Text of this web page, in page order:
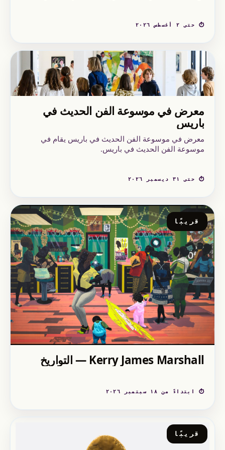
⏱ حتى ٢ أغسطس ٢٠٢٦
معرض في موسوعة الفن الحديث في
باريس
معرض في موسوعة الفن الحديث في باريس يقام في
موسوعة الفن الحديث في باريس.
⏱ حتى ٣١ ديسمبر ٢٠٢٦
قريبًا
Kerry James Marshall — التواريخ
⏱ ابتداءً من ١٨ سبتمبر ٢٠٢٦
قريبًا